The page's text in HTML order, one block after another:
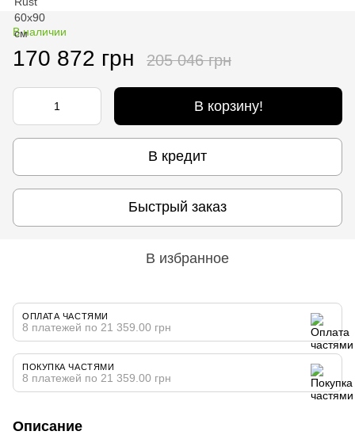
В наличии
170 872 грн 205 046 грн
В корзину!
В кредит
Быстрый заказ
В избранное
ОПЛАТА ЧАСТЯМИ
8 платежей по 21 359.00 грн
ПОКУПКА ЧАСТЯМИ
8 платежей по 21 359.00 грн
Описание